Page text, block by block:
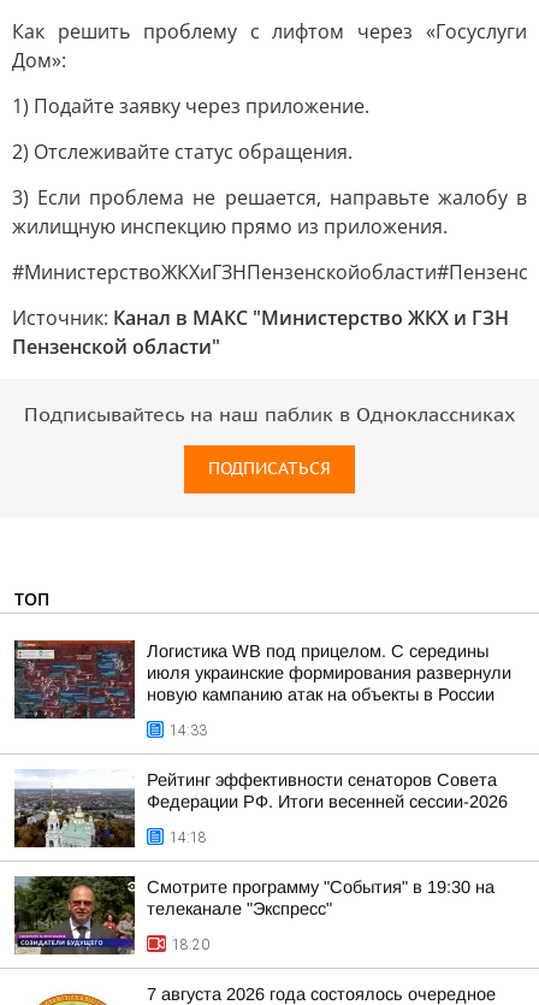
Как решить проблему с лифтом через «Госуслуги
Дом»:
1) Подайте заявку через приложение.
2) Отслеживайте статус обращения.
3) Если проблема не решается, направьте жалобу в
жилищную инспекцию прямо из приложения.
Источник: Канал в МАКС "Министерство ЖКХ и ГЗН
Пензенской области"
Подписывайтесь на наш паблик в Одноклассниках
ПОДПИСАТЬСЯ
ТОП
Логистика WB под прицелом. С середины
июля украинские формирования развернули
новую кампанию атак на объекты в России
14:33
Рейтинг эффективности сенаторов Совета
Федерации РФ. Итоги весенней сессии-2026
14:18
Смотрите программу "События" в 19:30 на
телеканале "Экспресс"
18:20
7 августа 2026 года состоялось очередное